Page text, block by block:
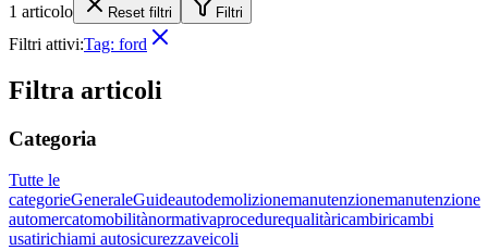
1 articolo Reset filtri Filtri
Filtri attivi:Tag: ford
Filtra articoli
Categoria
Tutte le
categorieGeneraleGuideautodemolizionemanutenzionemanutenzione
automercatomobilitànormativaprocedurequalitàricambiricambi
usatirichiami autosicurezzaveicoli